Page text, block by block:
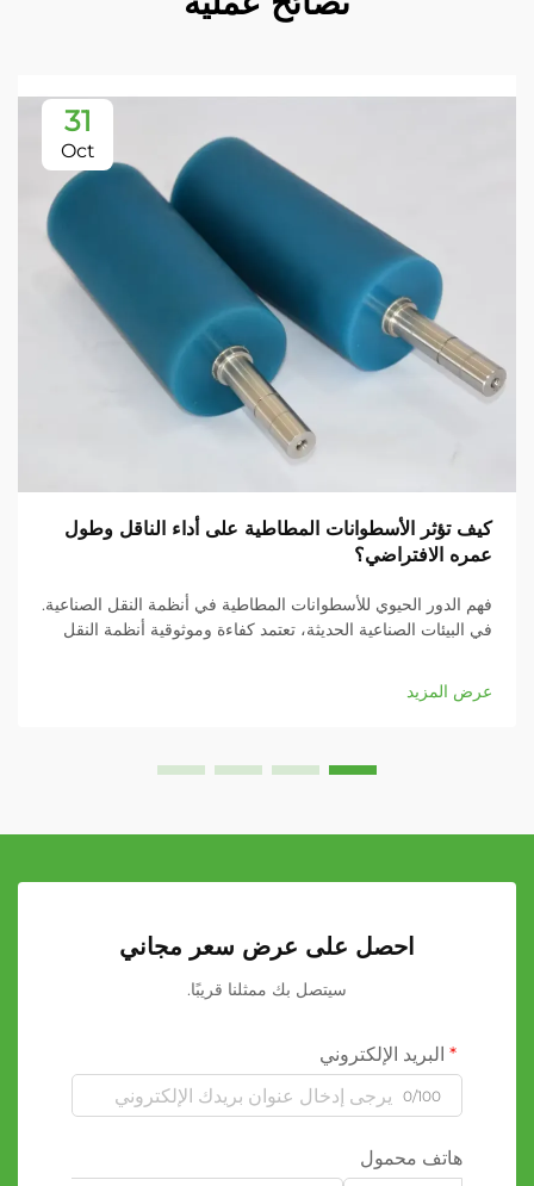
31
Oct
كيف تؤثر الأسطوانات المطاطية على أداء الناقل وطول
عمره الافتراضي؟
فهم الدور الحيوي للأسطوانات المطاطية في أنظمة النقل الصناعية.
في البيئات الصناعية الحديثة، تعتمد كفاءة وموثوقية أنظمة النقل
العناصر...
عرض المزيد
احصل على عرض سعر مجاني
سيتصل بك ممثلنا قريبًا.
البريد الإلكتروني
0/100
هاتف محمول